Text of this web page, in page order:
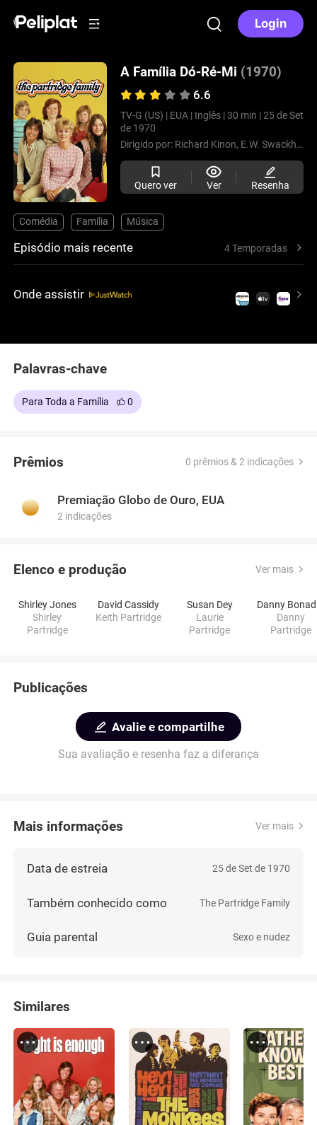
Login
A Família Dó-Ré-Mi (1970)
6.6
TV-G (US) | EUA | Inglês | 30 min | 25 de Set
de 1970
Dirigido por: Richard Kinon, E.W. Swackhamer,
Quero ver Ver Resenha
Comédia Família Música
Episódio mais recente 4 Temporadas
Onde assistir
Palavras-chave
Para Toda a Família 0
Prêmios 0 prêmios & 2 indicações
Premiação Globo de Ouro, EUA
2 indicações
Elenco e produção Ver mais
Shirley Jones
Shirley
Partridge
David Cassidy
Keith Partridge
Susan Dey
Laurie
Partridge
Danny
Partridge
Publicações
Avalie e compartilhe
Sua avaliação e resenha faz a diferança
Mais informações Ver mais
Data de estreia 25 de Set de 1970
Também conhecido como The Partridge Family
Guia parental Sexo e nudez
Similares